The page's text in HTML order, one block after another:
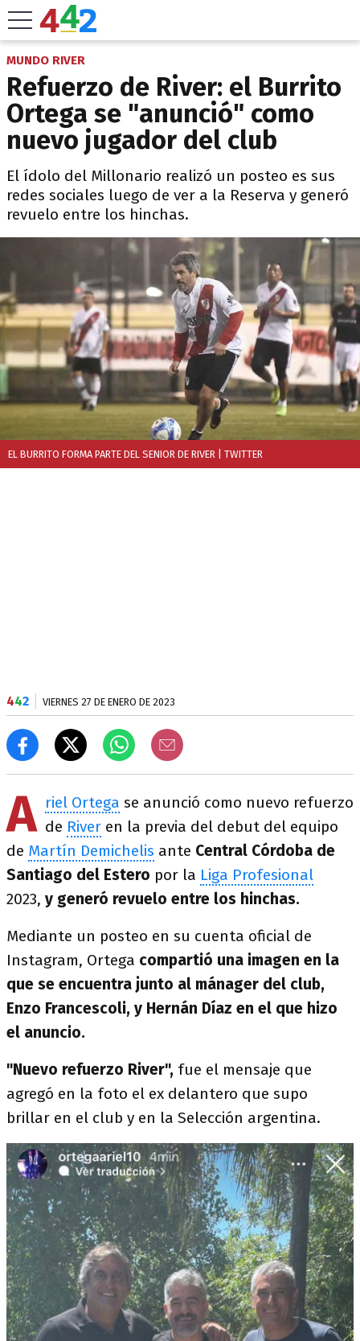
MUNDO RIVER
Refuerzo de River: el Burrito
Ortega se "anunció" como
nuevo jugador del club
El ídolo del Millonario realizó un posteo es sus
redes sociales luego de ver a la Reserva y generó
revuelo entre los hinchas.
EL BURRITO FORMA PARTE DEL SENIOR DE RIVER | TWITTER
442 VIERNES 27 DE ENERO DE 2023
A riel Ortega se anunció como nuevo refuerzo
de River en la previa del debut del equipo
de Martín Demichelis ante Central Córdoba de
Santiago del Estero por la Liga Profesional
2023, y generó revuelo entre los hinchas.
Mediante un posteo en su cuenta oficial de
Instagram, Ortega compartió una imagen en la
que se encuentra junto al mánager del club,
Enzo Francescoli, y Hernán Díaz en el que hizo
el anuncio.
"Nuevo refuerzo River", fue el mensaje que
agregó en la foto el ex delantero que supo
brillar en el club y en la Selección argentina.